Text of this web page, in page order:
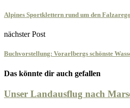
Alpines Sportklettern rund um den
nächster Post
Buchvorstellung: Vorarlbergs schönste
Das könnte dir auch gefallen
Unser Landausflug nach